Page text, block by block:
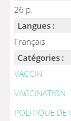
26 p.
Langues :
Français
Catégories :
VACCIN
VACCINATION
POLITIQUE DE